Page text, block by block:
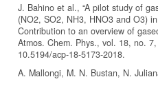
J. Bahino et al., “A pilot study of
(NO2, SO2, NH3, HNO3 and O3)
Contribution to an overview of
Atmos. Chem. Phys., vol. 18, no.
10.5194/acp-18-5173-2018.
A. Mallongi, M. N. Bustan, N.
the Goldsmith in Malimongan